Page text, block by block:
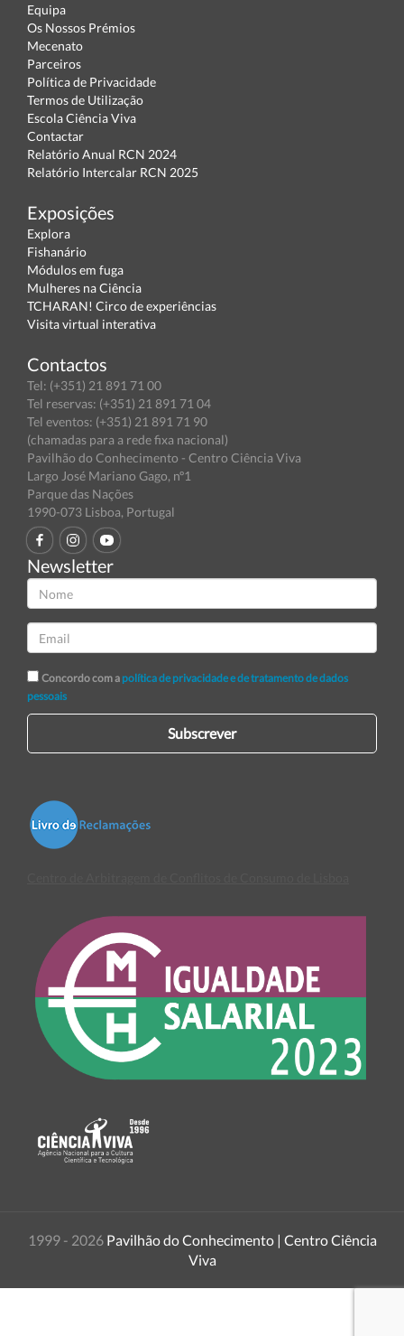
Equipa
Os Nossos Prémios
Mecenato
Parceiros
Política de Privacidade
Termos de Utilização
Escola Ciência Viva
Contactar
Relatório Anual RCN 2024
Relatório Intercalar RCN 2025
Exposições
Explora
Fishanário
Módulos em fuga
Mulheres na Ciência
TCHARAN! Circo de experiências
Visita virtual interativa
Contactos
Tel: (+351) 21 891 71 00
Tel reservas: (+351) 21 891 71 04
Tel eventos: (+351) 21 891 71 90
(chamadas para a rede fixa nacional)
Pavilhão do Conhecimento - Centro Ciência Viva
Largo José Mariano Gago, nº1
Parque das Nações
1990-073 Lisboa, Portugal
Newsletter
Concordo com a política de privacidade e de tratamento de dados
pessoais
Subscrever
1999 - 2026 Pavilhão do Conhecimento | Centro Ciência
Viva